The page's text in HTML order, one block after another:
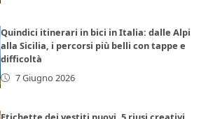
Quindici itinerari in bici in Italia: dalle Alpi
alla Sicilia, i percorsi più belli con tappe e
difficoltà
7 Giugno 2026